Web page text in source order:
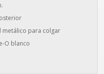
metálico para colgar
O blanco